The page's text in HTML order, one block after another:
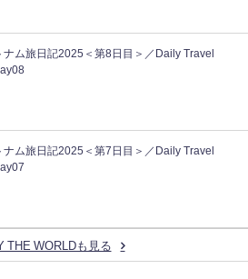
ナム旅日記2025＜第8日目＞／Daily Travel
ナム旅日記2025＜第7日目＞／Daily Travel
THE WORLDも見る